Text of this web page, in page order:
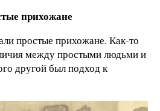
прихожане
простые прихожане. Как-то
между простыми людьми и
другой был подход к